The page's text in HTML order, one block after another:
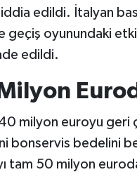
edildi. İtalyan
geçiş oyunundaki
edildi.
milyon euroyu geri
bedelini
tam 50 milyon